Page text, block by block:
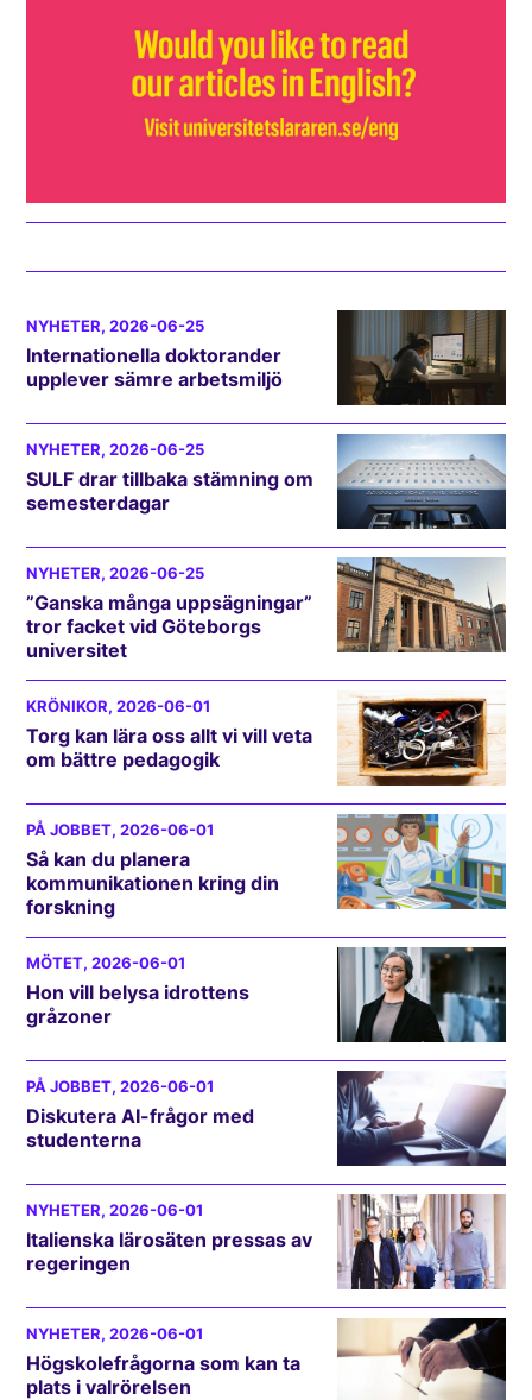
NYHETER, 2026-06-25
Internationella doktorander
upplever sämre arbetsmiljö
NYHETER, 2026-06-25
SULF drar tillbaka stämning om
semesterdagar
NYHETER, 2026-06-25
”Ganska många uppsägningar”
tror facket vid Göteborgs
universitet
KRÖNIKOR, 2026-06-01
Torg kan lära oss allt vi vill veta
om bättre pedagogik
PÅ JOBBET, 2026-06-01
Så kan du planera
kommunikationen kring din
forskning
MÖTET, 2026-06-01
Hon vill belysa idrottens
gråzoner
PÅ JOBBET, 2026-06-01
Diskutera AI-frågor med
studenterna
NYHETER, 2026-06-01
Italienska lärosäten pressas av
regeringen
NYHETER, 2026-06-01
Högskolefrågorna som kan ta
plats i valrörelsen